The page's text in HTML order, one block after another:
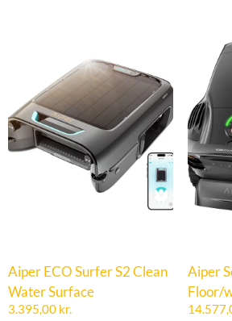
Aiper ECO Surfer S2 Clean
Water Surface
3.395,00 kr.
Aiper
Floor/